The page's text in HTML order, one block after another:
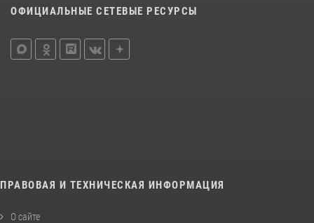
ОФИЦИАЛЬНЫЕ СЕТЕВЫЕ РЕСУРСЫ
ПРАВОВАЯ И ТЕХНИЧЕСКАЯ ИНФОРМАЦИЯ
О сайте